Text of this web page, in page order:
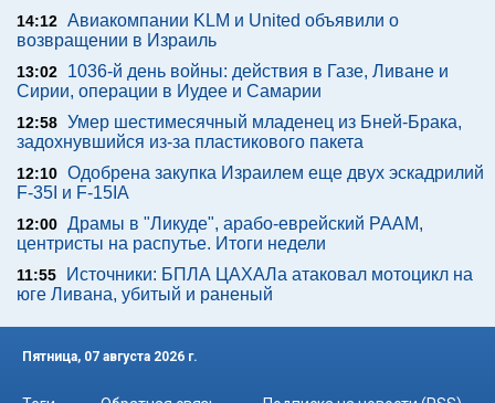
14:12 Авиакомпании KLM и United объявили о
возвращении в Израиль
13:02
1036-й день войны: действия в Газе, Ливане и
Сирии, операции в Иудее и Самарии
12:58 Умер шестимесячный младенец из Бней-Брака,
задохнувшийся из-за пластикового пакета
12:10 Одобрена закупка Израилем еще двух эскадрилий
F-35I и F-15IA
12:00 Драмы в "Ликуде", арабо-еврейский РААМ,
центристы на распутье. Итоги недели
11:55
Источники: БПЛА ЦАХАЛа атаковал мотоцикл на
юге Ливана, убитый и раненый
Пятница, 07 августа 2026 г.